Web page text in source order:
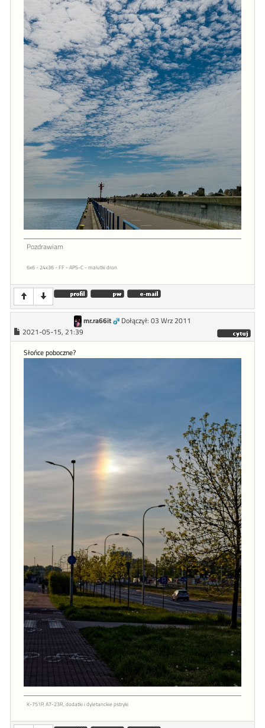
Pozdrawiam
6x6 - 24x36 - FF - APS-C - malutki dron
mr.ra66it
Dołączył: 03 Wrz 2011
2021-05-15, 21:39
Słońce poboczne?
K-751P, A7-23R, dodatki i dyletanckie pstryki